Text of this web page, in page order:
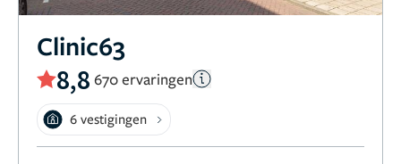
Clinic63
8,8 670 ervaringen
6 vestigingen